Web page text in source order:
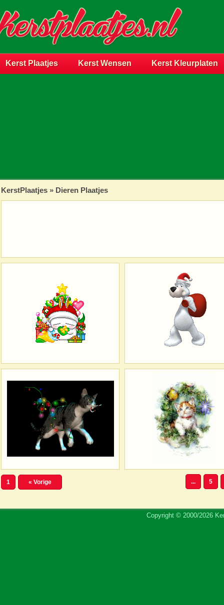
Kerst Plaatjes Kerst Wensen Kerst Kleurplaten
KerstPlaatjes » Dieren Plaatjes
1 « Vorige ... 5
Copyright © 2000/2026